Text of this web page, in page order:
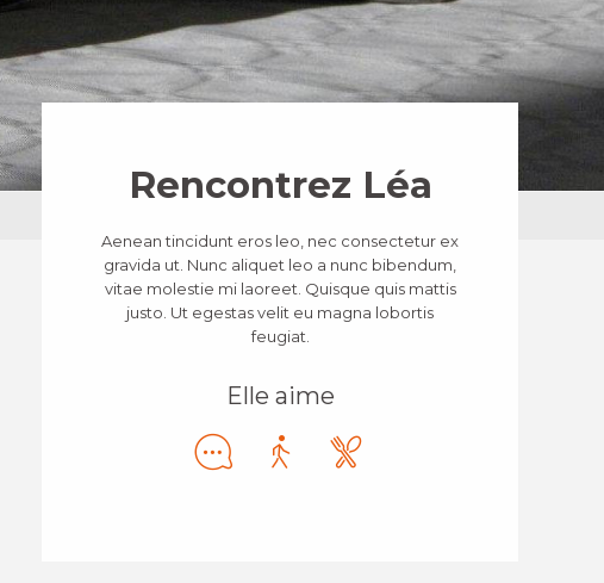
Rencontrez Léa
Aenean tincidunt eros leo, nec consectetur ex
gravida ut. Nunc aliquet leo a nunc bibendum,
vitae molestie mi laoreet. Quisque quis mattis
justo. Ut egestas velit eu magna lobortis
feugiat.
Elle aime